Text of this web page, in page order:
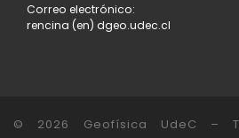
Correo electrónico:
rencina (en) dgeo.udec.cl
© 2026 Geofísica UdeC –